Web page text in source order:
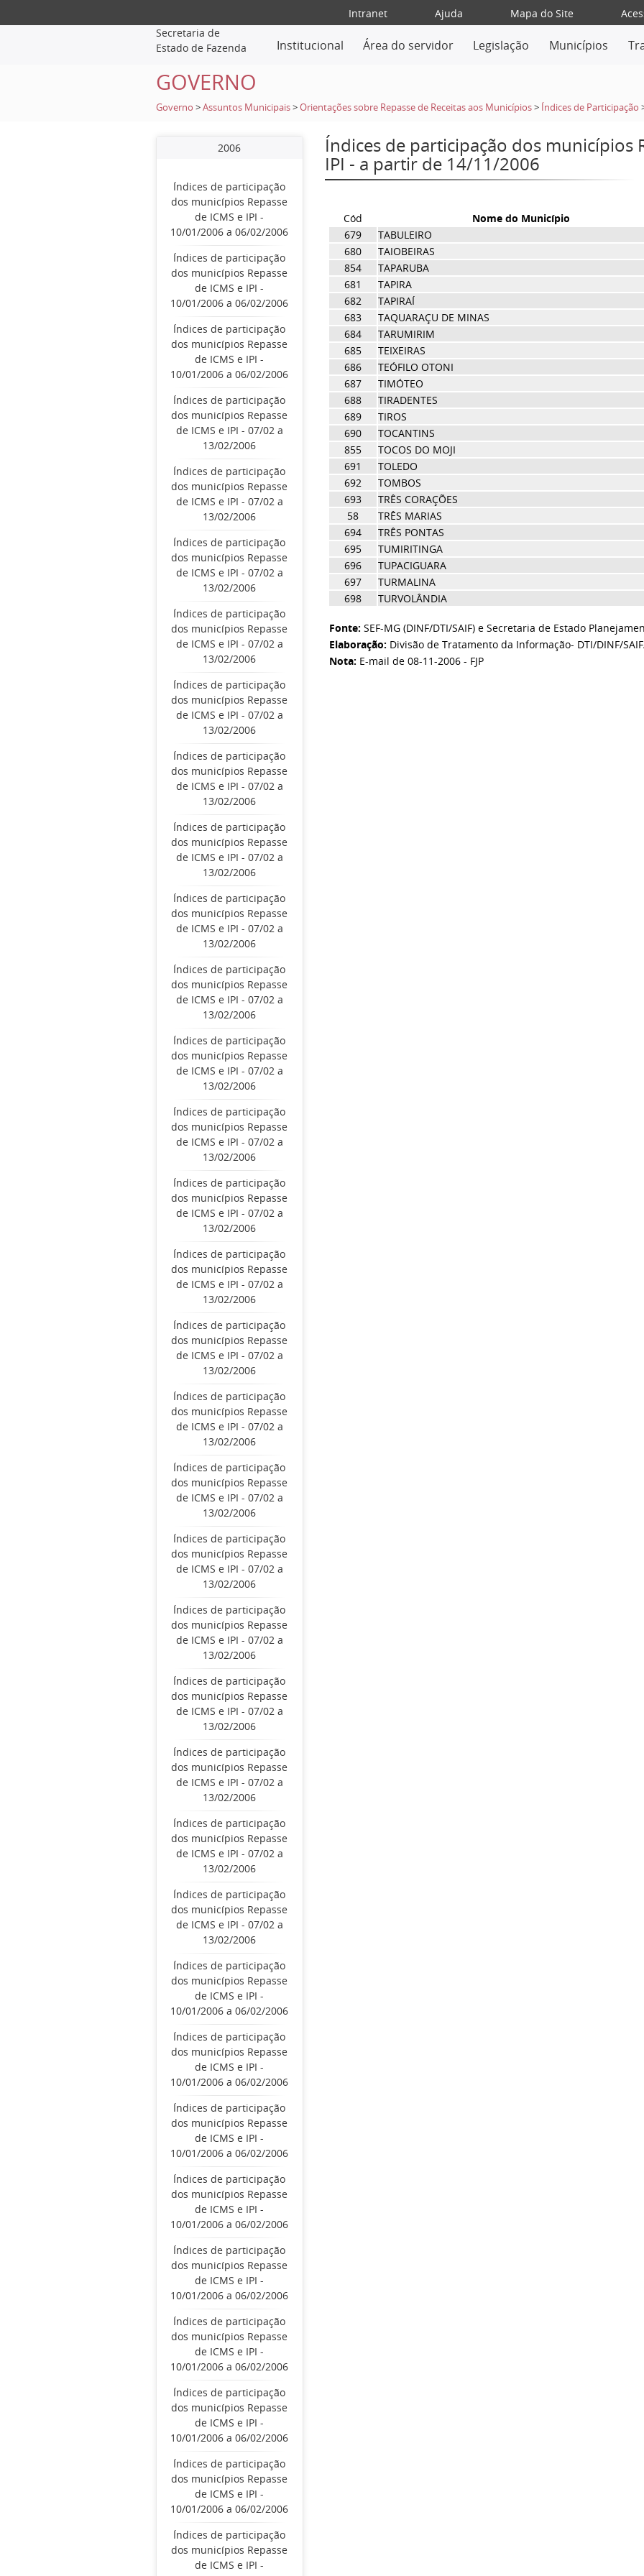
Intranet Ajuda Mapa do Site
Secretaria de
Estado de Fazenda
Institucional Área do servidor Legislação Municípios
GOVERNO
Governo >Assuntos Municipais >Orientações sobre Repasse de Receitas aos Municípios > Índices de Participação
2006
Índices de participação
dos municípios Repasse
de ICMS e IPI -
10/01/2006 a 06/02/2006
Índices de participação
dos municípios Repasse
de ICMS e IPI -
10/01/2006 a 06/02/2006
Índices de participação
dos municípios Repasse
de ICMS e IPI -
10/01/2006 a 06/02/2006
Índices de participação
dos municípios Repasse
de ICMS e IPI - 07/02 a
13/02/2006
Índices de participação
dos municípios Repasse
de ICMS e IPI - 07/02 a
13/02/2006
Índices de participação
dos municípios Repasse
de ICMS e IPI - 07/02 a
13/02/2006
Índices de participação
dos municípios Repasse
de ICMS e IPI - 07/02 a
13/02/2006
Índices de participação
dos municípios Repasse
de ICMS e IPI - 07/02 a
13/02/2006
Índices de participação
dos municípios Repasse
de ICMS e IPI - 07/02 a
13/02/2006
Índices de participação
dos municípios Repasse
de ICMS e IPI - 07/02 a
13/02/2006
Índices de participação
dos municípios Repasse
de ICMS e IPI - 07/02 a
13/02/2006
Índices de participação
dos municípios Repasse
de ICMS e IPI - 07/02 a
13/02/2006
Índices de participação
dos municípios Repasse
de ICMS e IPI - 07/02 a
13/02/2006
Índices de participação
dos municípios Repasse
de ICMS e IPI - 07/02 a
13/02/2006
Índices de participação
dos municípios Repasse
de ICMS e IPI - 07/02 a
13/02/2006
Índices de participação
dos municípios Repasse
de ICMS e IPI - 07/02 a
13/02/2006
Índices de participação
dos municípios Repasse
de ICMS e IPI - 07/02 a
13/02/2006
Índices de participação
dos municípios Repasse
de ICMS e IPI - 07/02 a
13/02/2006
Índices de participação
dos municípios Repasse
de ICMS e IPI - 07/02 a
13/02/2006
Índices de participação
dos municípios Repasse
de ICMS e IPI - 07/02 a
13/02/2006
Índices de participação
dos municípios Repasse
de ICMS e IPI - 07/02 a
13/02/2006
Índices de participação
dos municípios Repasse
de ICMS e IPI - 07/02 a
13/02/2006
Índices de participação
dos municípios Repasse
de ICMS e IPI - 07/02 a
13/02/2006
Índices de participação
dos municípios Repasse
de ICMS e IPI - 07/02 a
13/02/2006
Índices de participação
dos municípios Repasse
de ICMS e IPI - 07/02 a
13/02/2006
Índices de participação
dos municípios Repasse
de ICMS e IPI -
10/01/2006 a 06/02/2006
Índices de participação
dos municípios Repasse
de ICMS e IPI -
10/01/2006 a 06/02/2006
Índices de participação
dos municípios Repasse
de ICMS e IPI -
10/01/2006 a 06/02/2006
Índices de participação
dos municípios Repasse
de ICMS e IPI -
10/01/2006 a 06/02/2006
Índices de participação
dos municípios Repasse
de ICMS e IPI -
10/01/2006 a 06/02/2006
Índices de participação
dos municípios Repasse
de ICMS e IPI -
10/01/2006 a 06/02/2006
Índices de participação
dos municípios Repasse
de ICMS e IPI -
10/01/2006 a 06/02/2006
Índices de participação
dos municípios Repasse
de ICMS e IPI -
10/01/2006 a 06/02/2006
Índices de participação
dos municípios Repasse
de ICMS e IPI -
Índices de participação dos municípios
IPI - a partir de 14/11/2006
Cód Nome do Município
679
TABULEIRO
680
TAIOBEIRAS
854
TAPARUBA
681
TAPIRA
682
TAPIRAÍ
683
TAQUARAÇU DE MINAS
684
TARUMIRIM
685
TEIXEIRAS
686
TEÓFILO OTONI
687
TIMÓTEO
688
TIRADENTES
689
TIROS
690
TOCANTINS
855
TOCOS DO MOJI
691
TOLEDO
692
TOMBOS
693
TRÊS CORAÇÕES
58
TRÊS MARIAS
694
TRÊS PONTAS
695
TUMIRITINGA
696
TUPACIGUARA
697
TURMALINA
698
TURVOLÂNDIA
Fonte: SEF-MG (DINF/DTI/SAIF) e Secretaria de Estado
Elaboração: Divisão de Tratamento da Informação- DTI/DINF/
Nota: E-mail de 08-11-2006 - FJP